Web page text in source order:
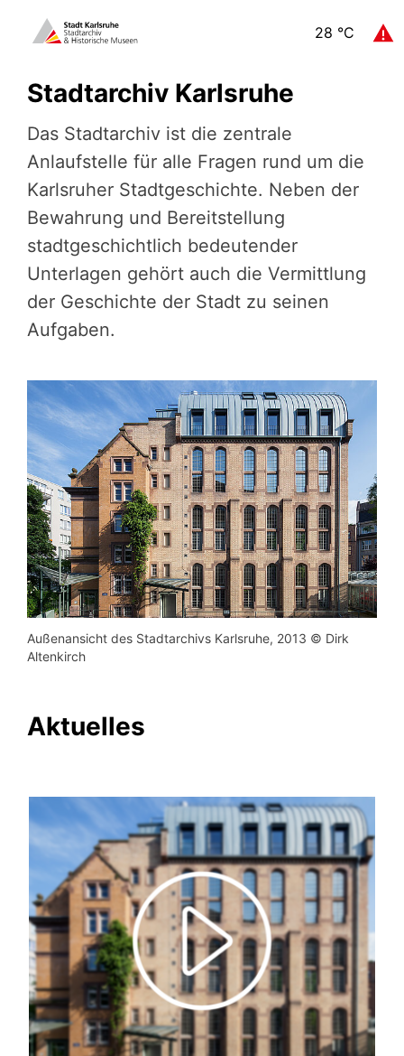
28 °C
Stadtarchiv Karlsruhe
Das Stadtarchiv ist die zentrale
Anlaufstelle für alle Fragen rund um die
Karlsruher Stadtgeschichte. Neben der
Bewahrung und Bereitstellung
stadtgeschichtlich bedeutender
Unterlagen gehört auch die Vermittlung
der Geschichte der Stadt zu seinen
Aufgaben.
Außenansicht des Stadtarchivs Karlsruhe, 2013 © Dirk
Altenkirch
Aktuelles